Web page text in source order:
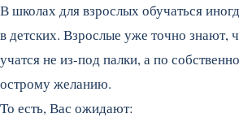
В школах для взрослых обучаться
в детских. Взрослые уже точно знают,
учатся не из-под палки, а по
острому желанию.
То есть, Вас ожидают: